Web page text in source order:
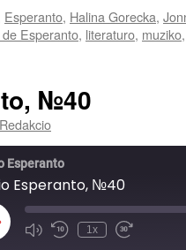
Esperanto, Halina Gorecka,
Esperanto, literaturo, muziko
№40
Redakcio
Esperanto
Esperanto, №40
Mute/Unmute
Rewind
1x
Fast